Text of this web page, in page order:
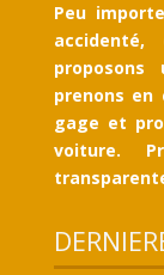
Peu
prenons en
gage et
voiture.